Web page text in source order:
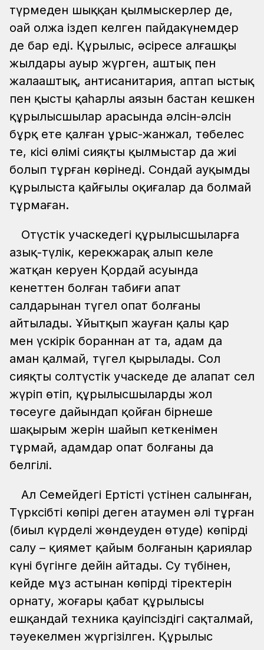
түрмеден шыққан қылмыскерлер де,
оңай олжа іздеп келген пайдакүнемдер
де бар еді. Құрылыс, әсіресе алғашқы
жылдары ауыр жүрген, аштық пен
жалаңаштық, антисанитария, аптап ыстық
пен қыстың қаһарлы аязын бастан кешкен
құрылысшылар арасында әлсін-әлсін
бұрқ ете қалған ұрыс-жанжал, төбелес
те, кісі өлімі сияқты қылмыстар да жиі
болып тұрған көрінеді. Сондай ауқымды
құрылыста қайғылы оқиғалар да болмай
тұрмаған.
Оңтүстік учаскедегі құрылысшыларға
азық-түлік, керекжарақ алып келе
жатқан керуен Қордай асуында
кенеттен болған табиғи апат
салдарынан түгел опат болғаны
айтылады. Ұйытқып жауған қалың қар
мен үскірік бораннан ат та, адам да
аман қалмай, түгел қырылады. Сол
сияқты солтүстік учаскеде де алапат сел
жүріп өтіп, құрылысшылардың жол
төсеуге дайындап қойған бірнеше
шақырым жерін шайып кеткенімен
тұрмай, адамдар опат болғаны да
белгілі.
Ал Семейдегі Ертістің үстінен салынған,
Түрксібтің көпірі деген атаумен әлі тұрған
(биыл күрделі жөндеуден өтуде) көпірді
салу – қиямет қайым болғанын қариялар
күні бүгінге дейін айтады. Су түбінен,
кейде мұз астынан көпірдің тіректерін
орнату, жоғары қабат құрылысы
ешқандай техника қауіпсіздігі сақталмай,
тәуекелмен жүргізілген. Құрылыс